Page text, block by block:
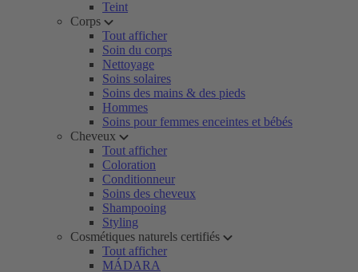
Teint
Corps
Tout afficher
Soin du corps
Nettoyage
Soins solaires
Soins des mains & des pieds
Hommes
Soins pour femmes enceintes et bébés
Cheveux
Tout afficher
Coloration
Conditionneur
Soins des cheveux
Shampooing
Styling
Cosmétiques naturels certifiés
Tout afficher
MÁDARA